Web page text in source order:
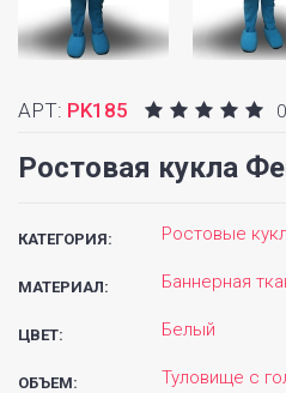
АРТ: PK185
Ростовая кукла
КАТЕГОРИЯ: Ростовые
МАТЕРИАЛ: Баннерная
ЦВЕТ: Белый
ОБЪЕМ: Туловище с